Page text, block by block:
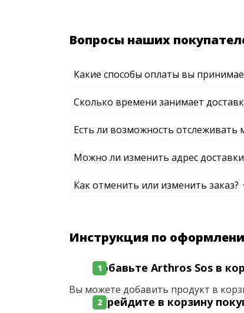
Вопросы наших
Какие способы оплаты вы
Сколько времени занимает
Есть ли возможность отслеживать
Можно ли изменить адрес
Как отменить или изменить заказ?
Инструкция по
Добавьте Arthros Sos в
Вы можете добавить продукт в
Перейдите в корзину